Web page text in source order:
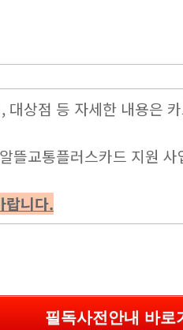
대상점 등 자세한 내용은
뜰교통플러스카드 지원 사
랍니다.
필독사전안내 바로